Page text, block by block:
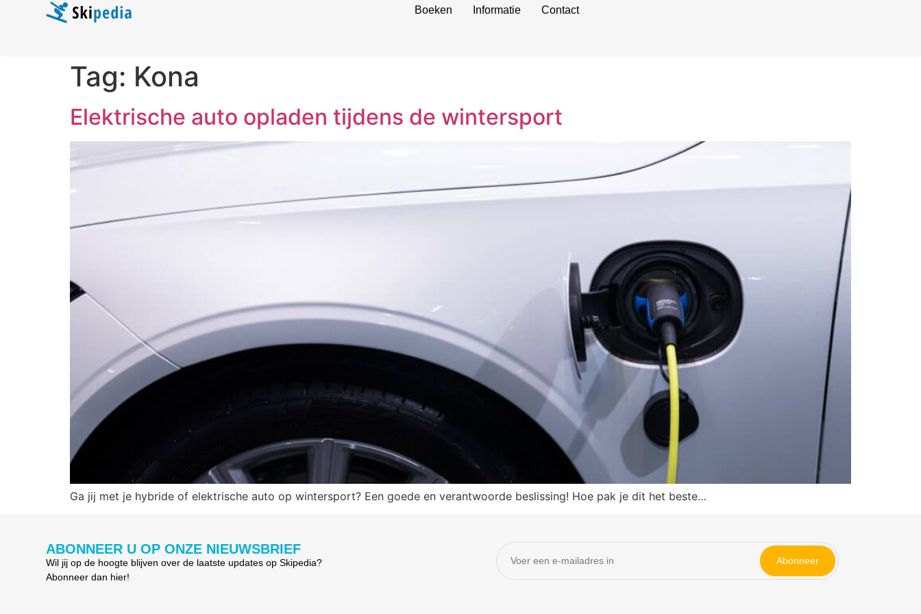
Boeken Informatie Contact
Tag: Kona
Elektrische auto opladen tijdens de wintersport
Ga jij met je hybride of elektrische auto op wintersport? Een goede en verantwoorde beslissing! Hoe pak je dit het beste…
ABONNEER U OP ONZE NIEUWSBRIEF
Wil jij op de hoogte blijven over de laatste updates op Skipedia?
Abonneer dan hier!
Abonneer